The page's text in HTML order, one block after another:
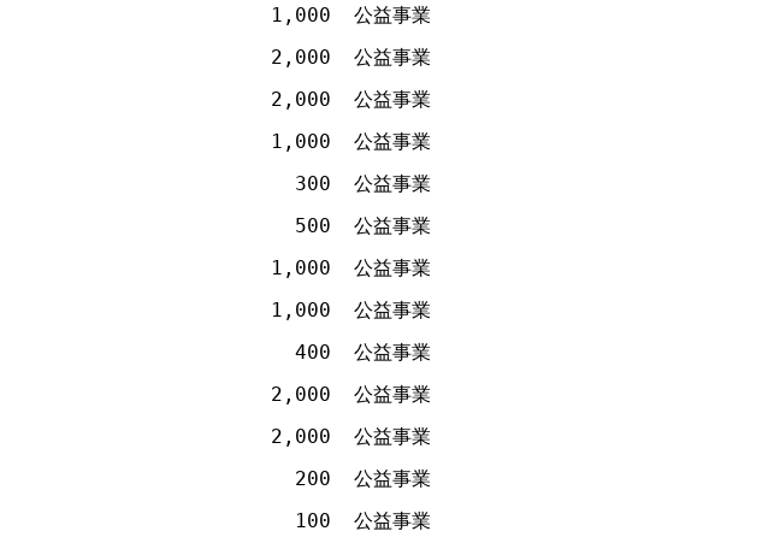
1,000
公益事業
2,000
公益事業
2,000
公益事業
1,000
公益事業
300
公益事業
500
公益事業
1,000
公益事業
1,000
公益事業
400
公益事業
2,000
公益事業
2,000
公益事業
200
公益事業
100
公益事業